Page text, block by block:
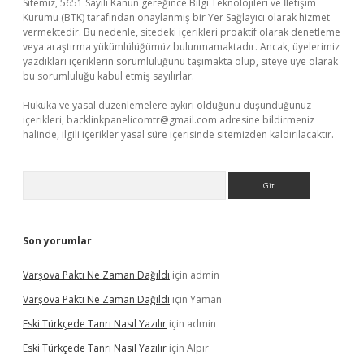
Sitemiz, 5651 Sayılı Kanun gereğince Bilgi Teknolojileri ve İletişim
Kurumu (BTK) tarafından onaylanmış bir Yer Sağlayıcı olarak hizmet
vermektedir. Bu nedenle, sitedeki içerikleri proaktif olarak denetleme
veya araştırma yükümlülüğümüz bulunmamaktadır. Ancak, üyelerimiz
yazdıkları içeriklerin sorumluluğunu taşımakta olup, siteye üye olarak
bu sorumluluğu kabul etmiş sayılırlar.
Hukuka ve yasal düzenlemelere aykırı olduğunu düşündüğünüz
içerikleri, backlinkpanelicomtr@gmail.com adresine bildirmeniz
halinde, ilgili içerikler yasal süre içerisinde sitemizden kaldırılacaktır.
Son yorumlar
Varşova Paktı Ne Zaman Dağıldı için admin
Varşova Paktı Ne Zaman Dağıldı için Yaman
Eski Türkçede Tanrı Nasıl Yazılır için admin
Eski Türkçede Tanrı Nasıl Yazılır için Alpır